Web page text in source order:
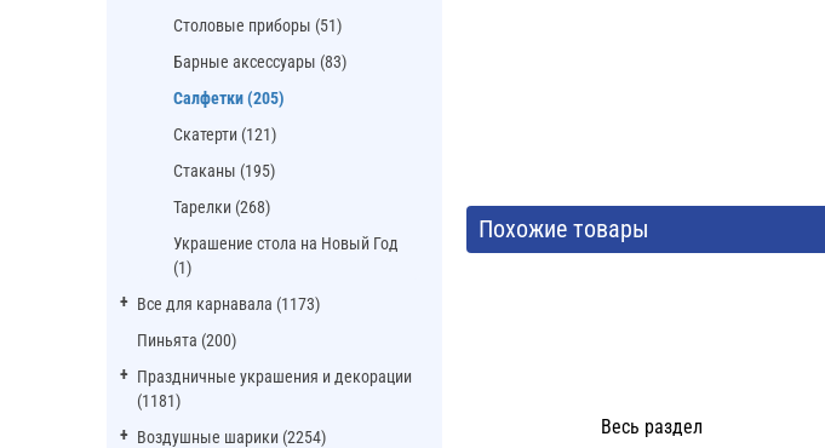
Cтоловые приборы (51)
Барные аксессуары (83)
Салфетки (205)
Скатерти (121)
Стаканы (195)
Тарелки (268)
Украшение стола на Новый Год
(1)
Все для карнавала (1173)
Пиньята (200)
Праздничные украшения и декорации
(1181)
Воздушные шарики (2254)
Похожие товары
Весь раздел